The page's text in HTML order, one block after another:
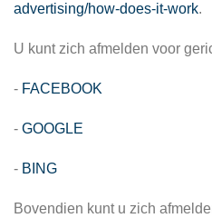
advertising/how-does-it-work.
U kunt zich afmelden voor
- FACEBOOK
- GOOGLE
- BING
Bovendien kunt u zich